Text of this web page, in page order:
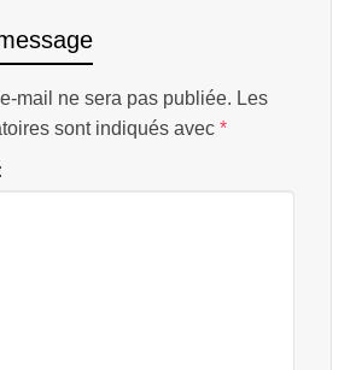
mail ne sera pas publiée. Les
sont indiqués avec *